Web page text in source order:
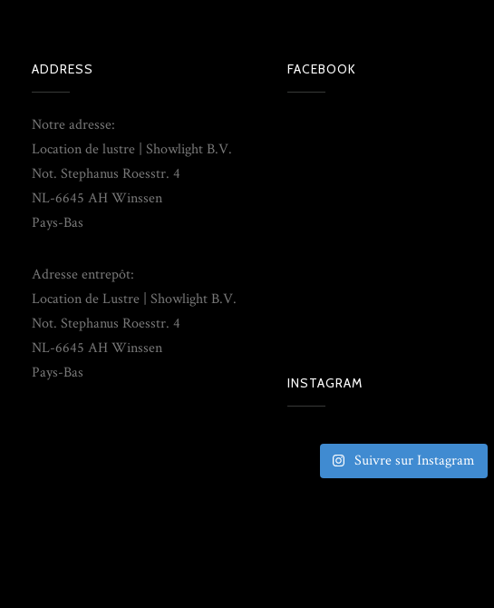
ADDRESS
Notre adresse:
Location de lustre | Showlight B.V.
Not. Stephanus Roesstr. 4
NL-6645 AH Winssen
Pays-Bas
Adresse entrepôt:
Location de Lustre | Showlight B.V.
Not. Stephanus Roesstr. 4
NL-6645 AH Winssen
Pays-Bas
FACEBOOK
INSTAGRAM
Suivre sur Instagram